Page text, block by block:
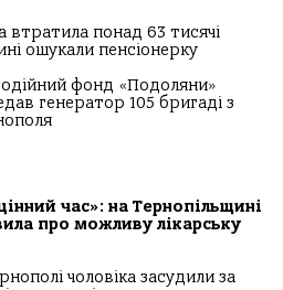
втратила понад 63 тисячі
ошукали пенсіонерку
фонд «Подоляни»
генератор 105 бригаді з
час»: на Тернопільщині
про можливу лікарську
чоловіка засудили за